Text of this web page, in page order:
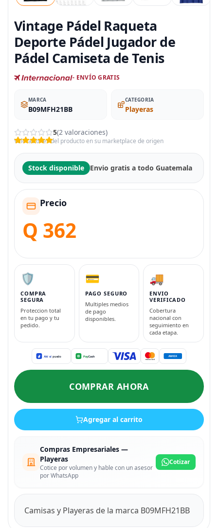
Vintage Pádel Raqueta
Deporte Pádel Jugador de
Pádel Camiseta de Tenis
- ENVÍO GRATIS
MARCA
B09MFH21BB
CATEGORIA
Playeras
5(2 valoraciones)
Valoraciones del producto en su marketplace de origen
Stock disponible Envio gratis a todo Guatemala
Precio
Q 362
🛡️
COMPRA
SEGURA
Proteccion total
en tu pago y tu
pedido.
💳
PAGO SEGURO
Multiples medios
de pago
disponibles.
🚚
ENVIO
VERIFICADO
Cobertura
nacional con
seguimiento en
cada etapa.
COMPRAR AHORA
Agregar al carrito
Compras Empresariales —
Playeras
Cotice por volumen y hable con un asesor
por WhatsApp
Cotizar
Camisas y Playeras de la marca B09MFH21BB